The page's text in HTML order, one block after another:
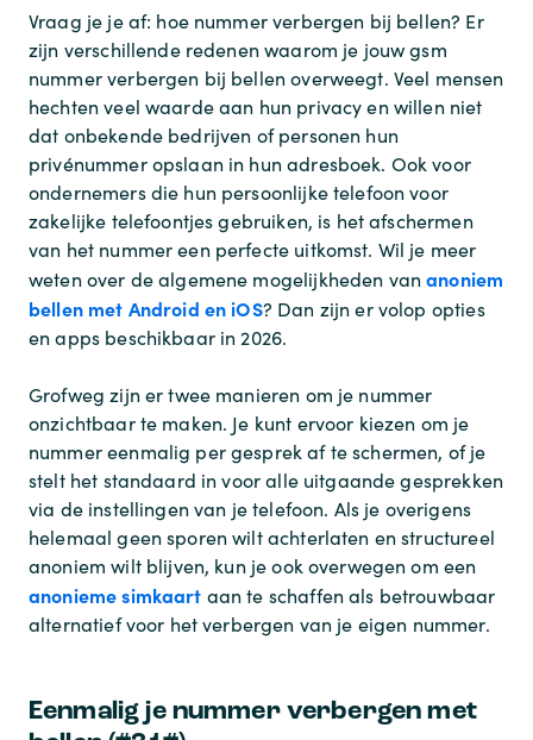
Vraag je je af: hoe nummer verbergen bij bellen? Er
zijn verschillende redenen waarom je jouw gsm
nummer verbergen bij bellen overweegt. Veel mensen
hechten veel waarde aan hun privacy en willen niet
dat onbekende bedrijven of personen hun
privénummer opslaan in hun adresboek. Ook voor
ondernemers die hun persoonlijke telefoon voor
zakelijke telefoontjes gebruiken, is het afschermen
van het nummer een perfecte uitkomst. Wil je meer
weten over de algemene mogelijkheden vananoniem
bellen met Android en iOS? Dan zijn er volop opties
en apps beschikbaar in 2026.
Grofweg zijn er twee manieren om je nummer
onzichtbaar te maken. Je kunt ervoor kiezen om je
nummer eenmalig per gesprek af te schermen, of je
stelt het standaard in voor alle uitgaande gesprekken
via de instellingen van je telefoon. Als je overigens
helemaal geen sporen wilt achterlaten en structureel
anoniem wilt blijven, kun je ook overwegen om een
anonieme simkaart aan te schaffen als betrouwbaar
alternatief voor het verbergen van je eigen nummer.
Eenmalig je nummer verbergen met